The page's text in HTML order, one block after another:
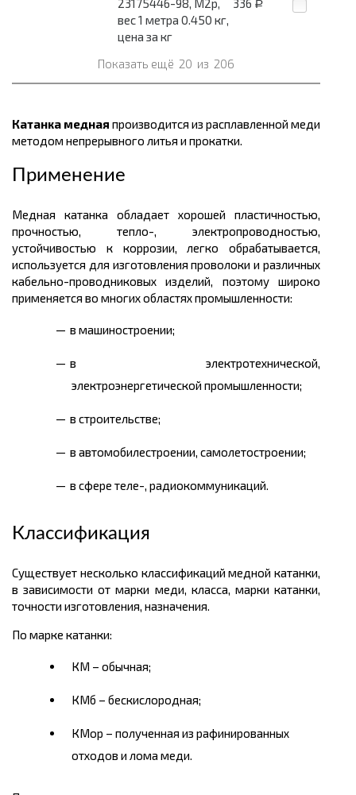
23175446-98, М2р,
вес 1 метра 0.450 кг,
цена за кг
336 Р
Показать ещё 20 из 206
Катанка медная производится из расплавленной меди
методом непрерывного литья и прокатки.
Применение
Медная катанка обладает хорошей пластичностью,
прочностью, тепло-, электропроводностью,
устойчивостью к коррозии, легко обрабатывается,
используется для изготовления проволоки и различных
кабельно-проводниковых изделий, поэтому широко
применяется во многих областях промышленности:
в машиностроении;
в электротехнической,
электроэнергетической промышленности;
в строительстве;
в автомобилестроении, самолетостроении;
в сфере теле-, радиокоммуникаций.
Классификация
Существует несколько классификаций медной катанки,
в зависимости от марки меди, класса, марки катанки,
точности изготовления, назначения.
По марке катанки:
КМ – обычная;
КМб – бескислородная;
КМор – полученная из рафинированных
отходов и лома меди.